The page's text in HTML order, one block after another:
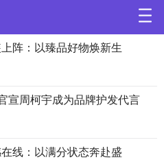
阵：以臻品好物焕新生
宣周柯宇成为品牌护发代言
线：以满分状态奔赴盛